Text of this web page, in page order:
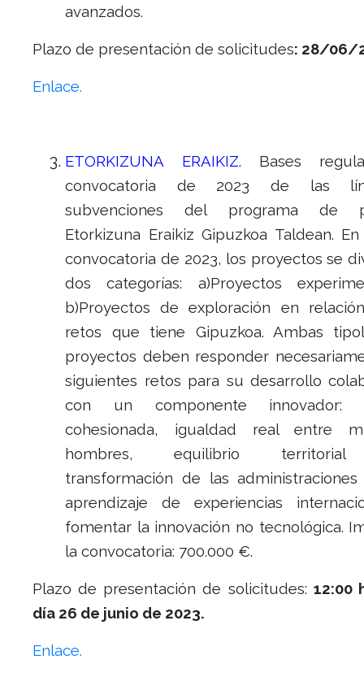
avanzados.
Plazo de presentación de solicitudes: 28/06/
Enlace.
ETORKIZUNA ERAIKIZ. Bases
convocatoria de 2023 de las
subvenciones del programa de
Etorkizuna Eraikiz Gipuzkoa Taldean.
convocatoria de 2023, los proyectos se
dos categorías: a)Proyectos
b)Proyectos de exploración en
retos que tiene Gipuzkoa. Ambas
proyectos deben responder
siguientes retos para su desarrollo
con un componente innovador:
cohesionada, igualdad real entre
hombres, equilibrio territorial
transformación de las administraciones
aprendizaje de experiencias
fomentar la innovación no tecnológica.
la convocatoria: 700.000 €.
Plazo de presentación de solicitudes: 12:00
día 26 de junio de 2023.
Enlace.